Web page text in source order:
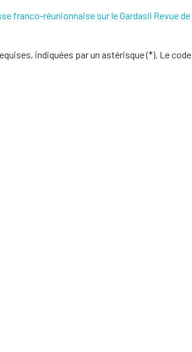
franco-réunionnaise sur le Gardasil Revue
indiquées par un astérisque (*). Le